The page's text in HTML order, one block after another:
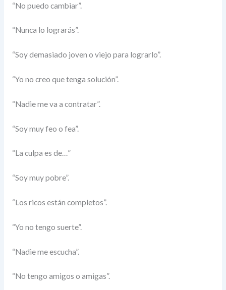
“No puedo cambiar”.
“Nunca lo lograrás”.
“Soy demasiado joven o viejo para lograrlo”.
“Yo no creo que tenga solución”.
“Nadie me va a contratar”.
“Soy muy feo o fea”.
“La culpa es de…”
“Soy muy pobre”.
“Los ricos están completos”.
“Yo no tengo suerte”.
“Nadie me escucha”.
“No tengo amigos o amigas”.